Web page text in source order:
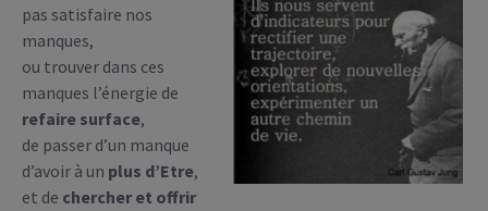
pas satisfaire nos
manques,
ou trouver dans ces
manques l’énergie de
refaire surface,
de passer d’un manque
d’avoir à un plus d’Etre,
et de chercher et offrir